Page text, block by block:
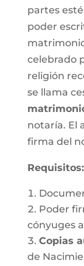
partes
poder
celebrado
religión
se llama
notaría. El
firma del
Requisitos:
Poder
cónyuges
Copias
de